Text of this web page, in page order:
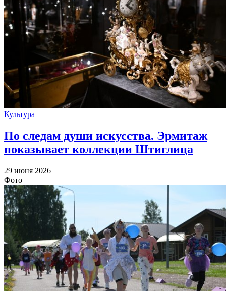
Культура
По следам души искусства. Эрмитаж
показывает коллекции Штиглица
29 июня 2026
Фото